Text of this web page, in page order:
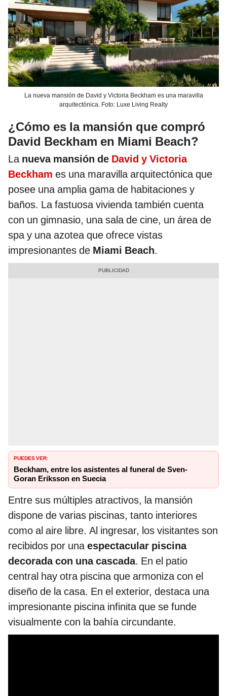
La nueva mansión de David y Victoria Beckham es una maravilla
arquitectónica. Foto: Luxe Living Realty
¿Cómo es la mansión que compró
David Beckham en Miami Beach?
Lanueva mansión de David y Victoria
Beckham es una maravilla arquitectónica que
posee una amplia gama de habitaciones y
baños. La fastuosa vivienda también cuenta
con un gimnasio, una sala de cine, un área de
spa y una azotea que ofrece vistas
impresionantes de Miami Beach.
PUEDES VER:
Beckham, entre los asistentes al funeral de Sven-
Goran Eriksson en Suecia
Entre sus múltiples atractivos, la mansión
dispone de varias piscinas, tanto interiores
como al aire libre. Al ingresar, los visitantes son
recibidos por unaespectacular piscina
decorada con una cascada. En el patio
central hay otra piscina que armoniza con el
diseño de la casa. En el exterior, destaca una
impresionante piscina infinita que se funde
visualmente con la bahía circundante.